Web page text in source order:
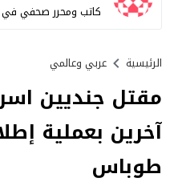
كاتب ومحرر صحفي في
الرئيسية عربي وعالمي
مقتل جنديين
آخرين بعملية
طوباس